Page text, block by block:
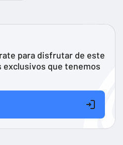
para disfrutar de este
que tenemos